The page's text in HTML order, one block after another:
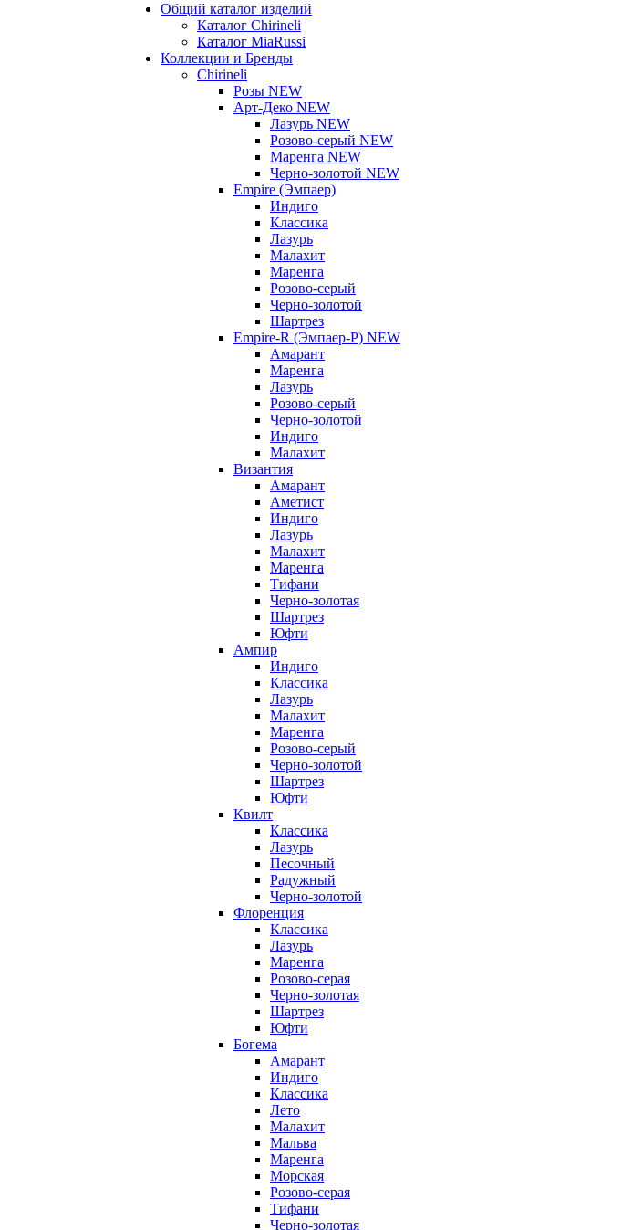
Общий каталог изделий
Каталог Chirineli
Каталог MiaRussi
Коллекции и Бренды
Chirineli
Розы NEW
Арт-Деко NEW
Лазурь NEW
Розово-серый NEW
Маренга NEW
Черно-золотой NEW
Empire (Эмпаер)
Индиго
Классика
Лазурь
Малахит
Маренга
Розово-серый
Черно-золотой
Шартрез
Empire-R (Эмпаер-P) NEW
Амарант
Маренга
Лазурь
Розово-серый
Черно-золотой
Индиго
Малахит
Византия
Амарант
Аметист
Индиго
Лазурь
Малахит
Маренга
Тифани
Черно-золотая
Шартрез
Юфти
Ампир
Индиго
Классика
Лазурь
Малахит
Маренга
Розово-серый
Черно-золотой
Шартрез
Юфти
Квилт
Классика
Лазурь
Песочный
Радужный
Черно-золотой
Флоренция
Классика
Лазурь
Маренга
Розово-серая
Черно-золотая
Шартрез
Юфти
Богема
Амарант
Индиго
Классика
Лето
Малахит
Мальва
Маренга
Морская
Розово-серая
Тифани
Черно-золотая